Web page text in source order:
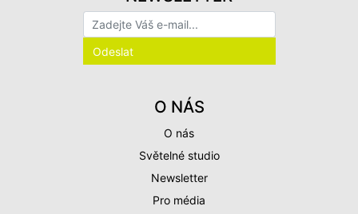
O NÁS
O nás
Světelné studio
Newsletter
Pro média